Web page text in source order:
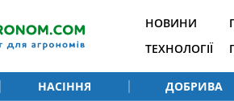
НОВИНИ
ТЕХНОЛОГІЇ
НАСІННЯ ДОБРИВА